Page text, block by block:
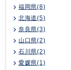
福岡県(8)
北海道(5)
奈良県(3)
山口県(2)
石川県(2)
愛媛県(1)